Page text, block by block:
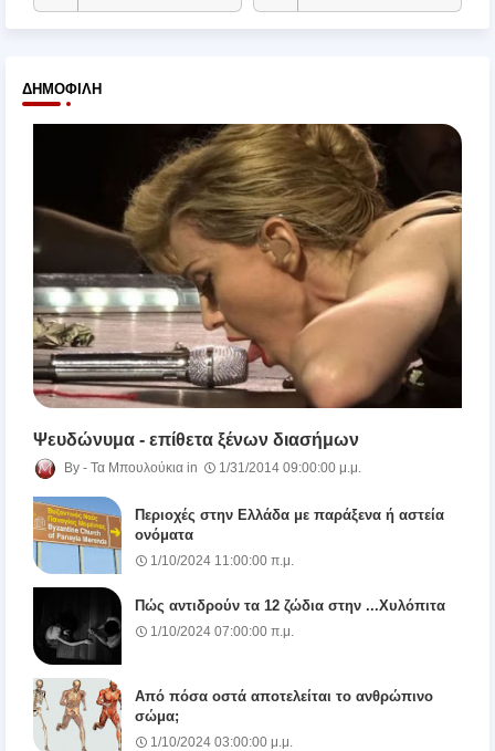
ΔΗΜΟΦΙΛΉ
Ψευδώνυμα - επίθετα ξένων διασήμων
Τα Μπουλούκια 1/31/2014 09:00:00 μ.μ.
Περιοχές στην Ελλάδα με παράξενα ή αστεία
ονόματα
1/10/2024 11:00:00 π.μ.
Πώς αντιδρούν τα 12 ζώδια στην ...Χυλόπιτα
1/10/2024 07:00:00 π.μ.
Από πόσα οστά αποτελείται το ανθρώπινο
σώμα;
1/10/2024 03:00:00 μ.μ.